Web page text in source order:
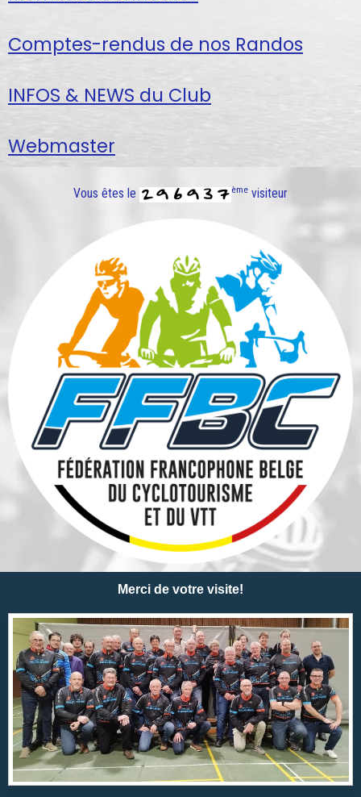
Comptes-rendus de nos Randos
INFOS & NEWS du Club
Webmaster
Vous êtes le ème visiteur
Merci de votre visite!